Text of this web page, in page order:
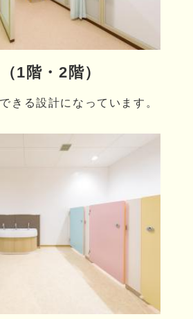
1階・2階）
きる設計になっています。